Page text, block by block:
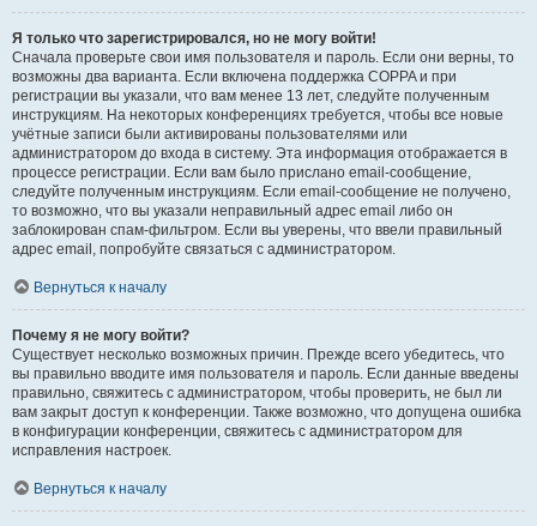
Я только что зарегистрировался, но не могу войти!
Сначала проверьте свои имя пользователя и пароль. Если они верны, то
возможны два варианта. Если включена поддержка COPPA и при
регистрации вы указали, что вам менее 13 лет, следуйте полученным
инструкциям. На некоторых конференциях требуется, чтобы все новые
учётные записи были активированы пользователями или
администратором до входа в систему. Эта информация отображается в
процессе регистрации. Если вам было прислано email-сообщение,
следуйте полученным инструкциям. Если email-сообщение не получено,
то возможно, что вы указали неправильный адрес email либо он
заблокирован спам-фильтром. Если вы уверены, что ввели правильный
адрес email, попробуйте связаться с администратором.
Вернуться к началу
Почему я не могу войти?
Существует несколько возможных причин. Прежде всего убедитесь, что
вы правильно вводите имя пользователя и пароль. Если данные введены
правильно, свяжитесь с администратором, чтобы проверить, не был ли
вам закрыт доступ к конференции. Также возможно, что допущена ошибка
в конфигурации конференции, свяжитесь с администратором для
исправления настроек.
Вернуться к началу